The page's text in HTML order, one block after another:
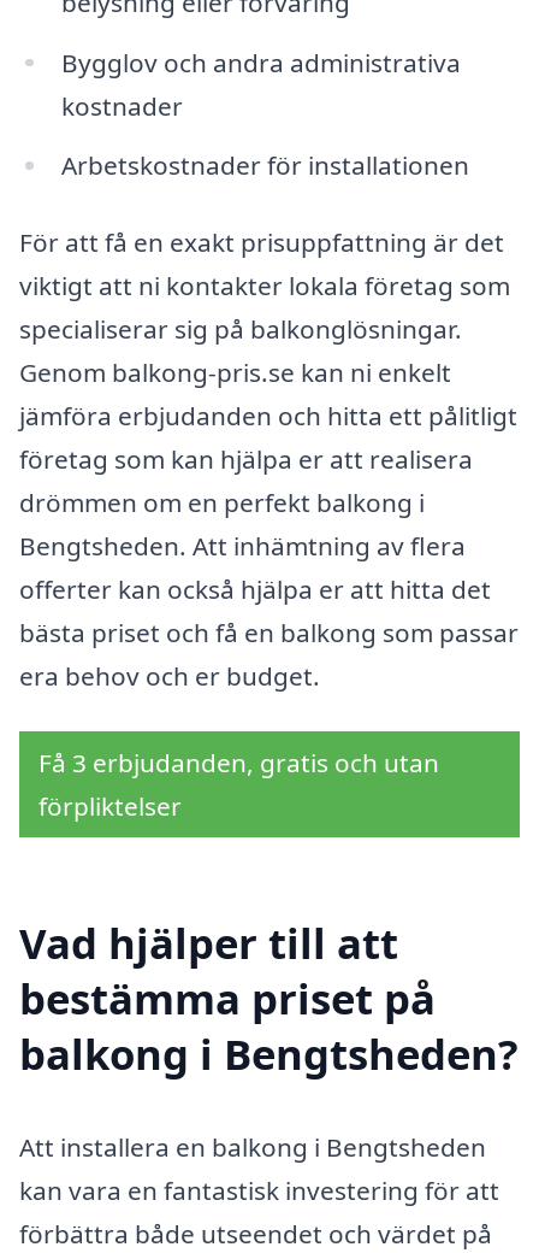
Bygglov och andra administrativa
kostnader
Arbetskostnader för installationen
För att få en exakt prisuppfattning är det
viktigt att ni kontakter lokala företag som
specialiserar sig på balkonglösningar.
Genom balkong-pris.se kan ni enkelt
jämföra erbjudanden och hitta ett pålitligt
företag som kan hjälpa er att realisera
drömmen om en perfekt balkong i
Bengtsheden. Att inhämtning av flera
offerter kan också hjälpa er att hitta det
bästa priset och få en balkong som passar
era behov och er budget.
Få 3 erbjudanden, gratis och utan
förpliktelser
Vad hjälper till att
bestämma priset på
balkong i Bengtsheden?
Att installera en balkong i Bengtsheden
kan vara en fantastisk investering för att
förbättra både utseendet och värdet på